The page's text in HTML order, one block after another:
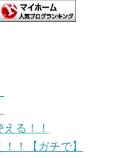
る！！
！【ガチで】